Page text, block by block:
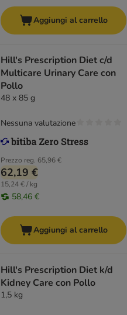
Aggiungi al carrello
Hill's Prescription Diet c/d
Multicare Urinary Care con
Pollo
48 x 85 g
Prezzo reg. 65,96 €
62,19 €
15,24 € / kg
58,46 €
Nessuna valutazione
Aggiungi al carrello
Hill's Prescription Diet k/d
Kidney Care con Pollo
1,5 kg